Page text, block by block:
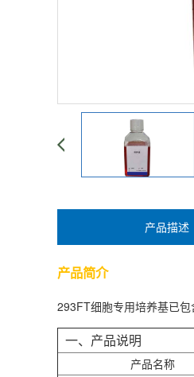
产品描述
产品简介
293FT细胞专用培养基已包
一、产品说明
产品名称